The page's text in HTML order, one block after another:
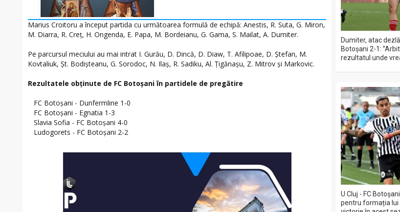
Marius Croitoru a început partida cu următoarea formulă de echipă: Anestis, R. Suta, G. Miron,
M. Diarra, R. Creț, H. Ongenda, E. Papa, M. Bordeianu, G. Gama, S. Mailat, A. Dumiter.
Pe parcursul meciului au mai intrat I. Gurău, D. Dincă, D. Diaw, T. Afilipoae, D. Ștefan, M.
Kovtaliuk, Șt. Bodișteanu, G. Sorodoc, N. Ilaș, R. Sadiku, Al. Țigănașu, Z. Mitrov și Markovic.
Rezultatele obținute de FC Botoșani în partidele de pregătire
FC Botoșani - Dunfermline 1-0
FC Botoșani - Egnatia 1-3
Slavia Sofia - FC Botoșani 4-0
Ludogorets - FC Botoșani 2-2
Dumiter, atac
Botoșani 2-1:
rezultatul unde
U Cluj - FC
pentru formația lui